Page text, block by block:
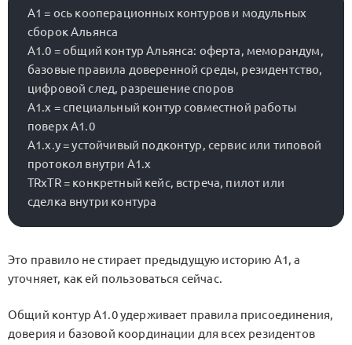
A1 = ось кооперационных контуров и модульных
сборок Альянса
A1.0 = общий контур Альянса: оферта, меморандум,
базовые правила доверенной среды, резидентство,
цифровой след, разрешение споров
A1.x = специальный контур совместной работы
поверх A1.0
A1.x.y = устойчивый подконтур, сервис или типовой
протокол внутри A1.x
TRxTR = конкретный кейс, встреча, пилот или
Это правило не стирает предыдущую историю A1, а
уточняет, как ей пользоваться сейчас.
Общий контурA1.0удерживает правила присоединения,
доверия и базовой координации для всех резидентов